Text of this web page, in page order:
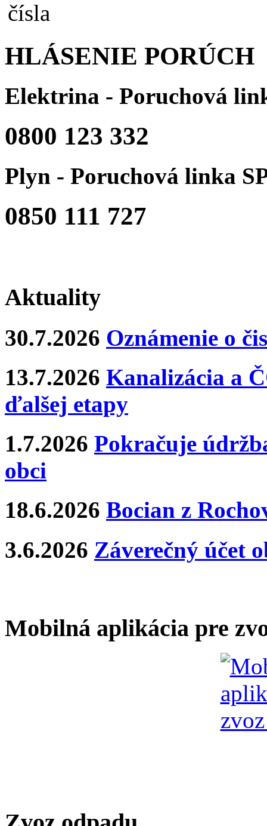
HLÁSENIE PORÚCH
Elektrina - Poruchová
0800 123 332
Plyn - Poruchová linka
0850 111 727
Aktuality
30.7.2026 Oznámenie o
13.7.2026 Kanalizácia a
ďalšej etapy
1.7.2026 Pokračuje
obci
18.6.2026 Bocian z
3.6.2026 Záverečný účet
Mobilná aplikácia pre